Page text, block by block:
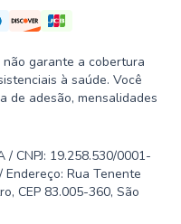
garante a cobertura
à saúde. Você
de adesão, mensalidades
/ CNPJ: 19.258.530/0001-
Rua Tenente
CEP 83.005-360, São